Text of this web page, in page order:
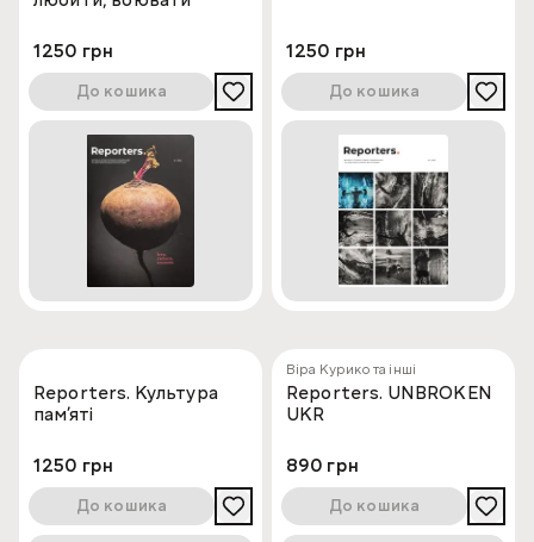
1250 грн
До кошика
1250 грн
До кошика
Reporters. Культура
памʼяті
1250 грн
До кошика
Віра Курико та інші
Reporters. UNBROKEN
UKR
890 грн
До кошика